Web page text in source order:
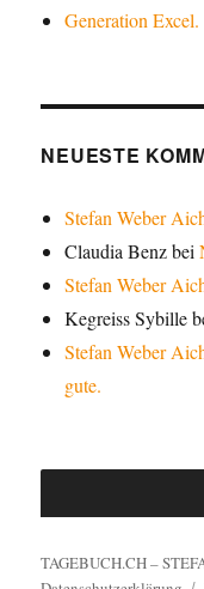
Generation Excel.
NEUESTE
Stefan Weber
Claudia Benzbei
Stefan Weber
Kegreiss Sybille
Stefan Weber
gute.
TAGEBUCH.CH –